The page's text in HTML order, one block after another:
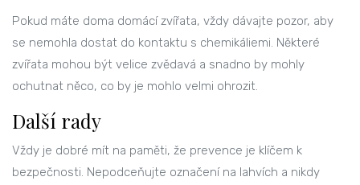
Pokud máte doma domácí zvířata, vždy dávajte pozor, aby
se nemohla dostat do kontaktu s chemikáliemi. Některé
zvířata mohou být velice zvědavá a snadno by mohly
ochutnat něco, co by je mohlo velmi ohrozit.
Další rady
Vždy je dobré mít na paměti, že prevence je klíčem k
bezpečnosti. Nepodceňujte označení na lahvích a nikdy